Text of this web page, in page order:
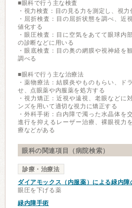
■眼科で行う主な検査
・視力検査：目の見る力を測定し、視
・屈折検査：目の屈折状態を調べ、近
値化する
・眼圧検査：目に空気をあてて眼球内
の診断などに用いる
・眼底検査：目の奥の網膜や視神経を
調べる
■眼科で行う主な治療法
・薬物療法：結膜炎やものもらい、ド
せ、点眼薬や内服薬を処方する
・視力矯正：近視や遠視、老眼などに
ンズを用いて適切な視力に矯正する
・外科手術：白内障で濁った水晶体を
進行を抑えるレーザー治療、裸眼視力
療などがある
眼科の関連項目（病院検索）
診療・治療法
ダイアモックス（内服薬）による緑内障
眼圧を下げる薬
緑内障手術